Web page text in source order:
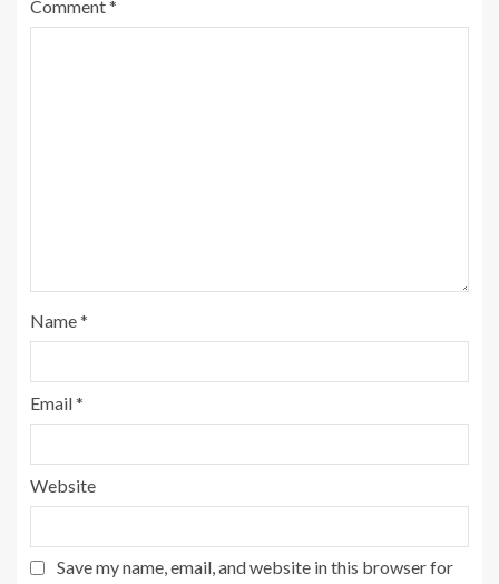
Comment*
Name*
Email*
Website
Save my name, email, and website in this browser for